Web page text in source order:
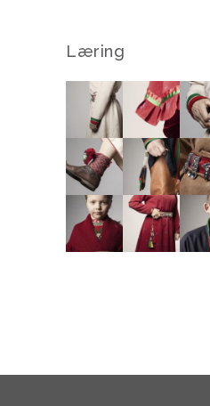
Læring